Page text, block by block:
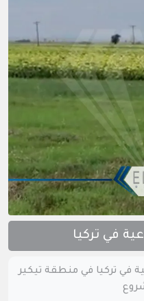
في تركيا
في تركيا في منطقة تيكير